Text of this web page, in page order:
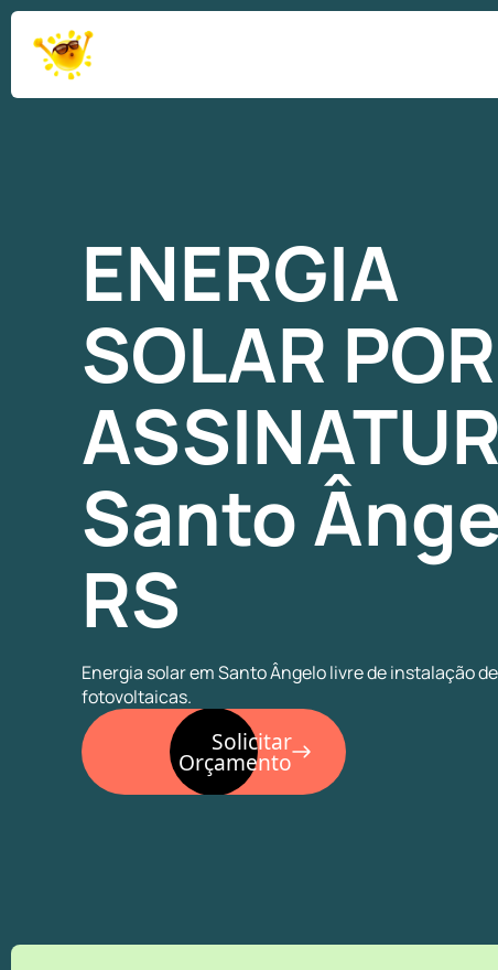
ENERGIA
SOLAR POR
Santo
RS
Energia solar em Santo Ângelo livre de instalação
fotovoltaicas.
Solicitar
Orçamento